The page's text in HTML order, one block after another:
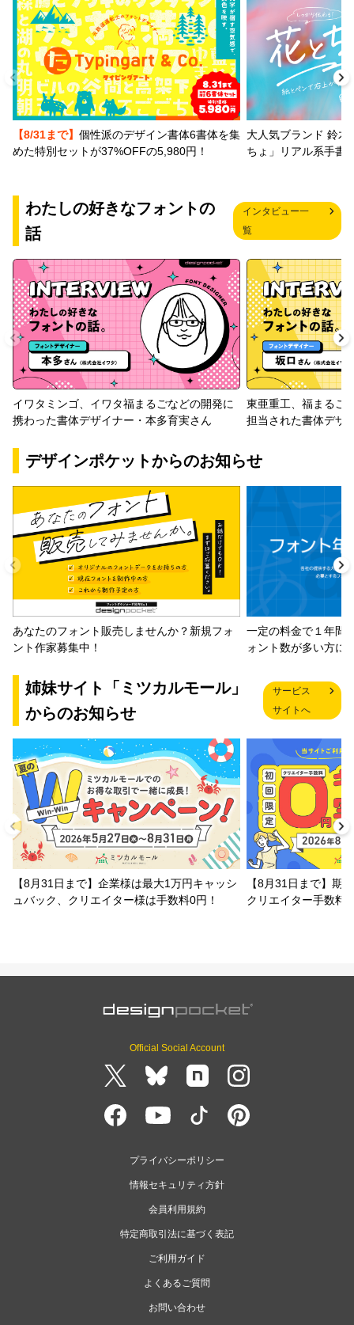
【8/31まで】 個性派のデザイン書体6書体を集
めた特別セットが37%OFFの5,980円！
大人気ブランド 鈴木
ちょ」リアル系手書
わたしの好きなフォントの
話
インタビュー一
覧
イワタミンゴ、イワタ福まるごなどの開発に
携わった書体デザイナー・本多育実さん
東亜重工、福まるご
担当された書体デザ
デザインポケットからのお知らせ
あなたのフォント販売しませんか？新規フォ
ント作家募集中！
一定の料金で１年間
ォント数が多い方に
姉妹サイト「ミツカルモール」
からのお知らせ
サービス
サイトへ
【8月31日まで】企業様は最大1万円キャッシ
ュバック、クリエイター様は手数料0円！
【8月31日まで】期
クリエイター手数料
Official Social Account
プライバシーポリシー
情報セキュリティ方針
会員利用規約
特定商取引法に基づく表記
ご利用ガイド
よくあるご質問
お問い合わせ